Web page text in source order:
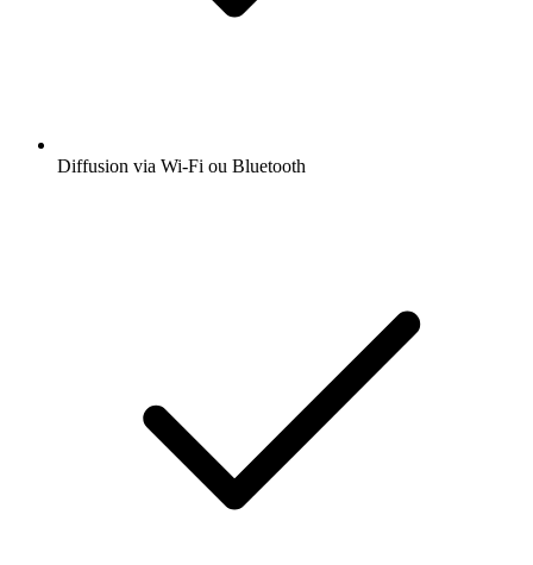
Diffusion via Wi-Fi ou Bluetooth